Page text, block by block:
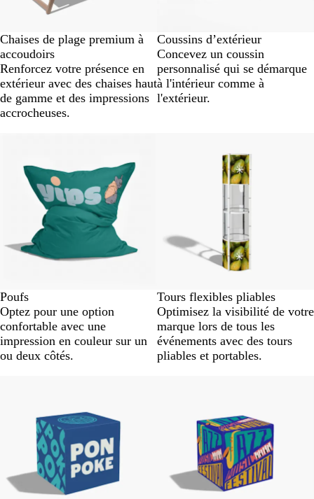
Chaises de plage premium à
accoudoirs
Renforcez votre présence en
extérieur avec des chaises haut
de gamme et des impressions
accrocheuses.
Coussins d’extérieur
Concevez un coussin
personnalisé qui se démarque
à l'intérieur comme à
l'extérieur.
Poufs
Optez pour une option
confortable avec une
impression en couleur sur un
ou deux côtés.
Tours flexibles pliables
Optimisez la visibilité de votre
marque lors de tous les
événements avec des tours
pliables et portables.